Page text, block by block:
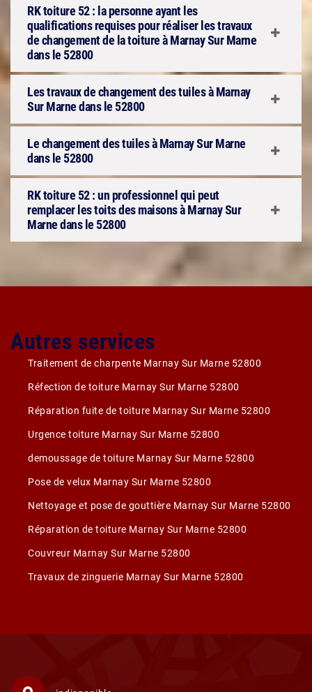
RK toiture 52 : la personne ayant les
qualifications requises pour réaliser les travaux
de changement de la toiture à Marnay Sur Marne
dans le 52800
Les travaux de changement des tuiles à Marnay
Sur Marne dans le 52800
Le changement des tuiles à Marnay Sur Marne
dans le 52800
RK toiture 52 : un professionnel qui peut
remplacer les toits des maisons à Marnay Sur
Marne dans le 52800
Autres services
Traitement de charpente Marnay Sur Marne 52800
Réfection de toiture Marnay Sur Marne 52800
Réparation fuite de toiture Marnay Sur Marne 52800
Urgence toiture Marnay Sur Marne 52800
demoussage de toiture Marnay Sur Marne 52800
Pose de velux Marnay Sur Marne 52800
Nettoyage et pose de gouttière Marnay Sur Marne 52800
Réparation de toiture Marnay Sur Marne 52800
Couvreur Marnay Sur Marne 52800
Travaux de zinguerie Marnay Sur Marne 52800